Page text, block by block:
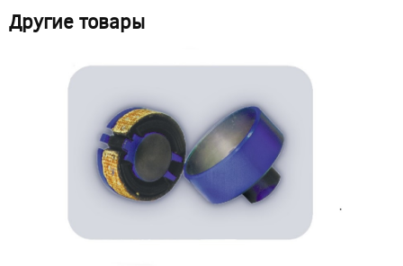
Другие товары